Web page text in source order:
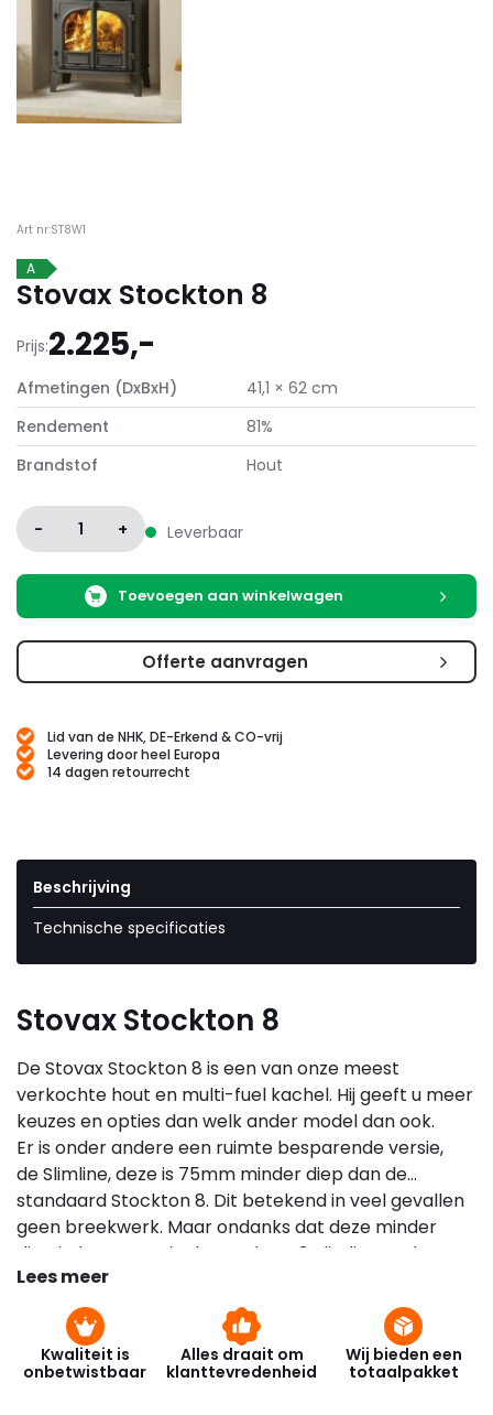
Art nr:ST8W1
A
Stovax Stockton 8
Prijs:2.225,-
Afmetingen (DxBxH)
41,1 × 62 cm
Rendement
81%
Brandstof
Hout
- 1 + Leverbaar
Toevoegen aan winkelwagen
Offerte aanvragen
Lid van de NHK, DE-Erkend & CO-vrij
Levering door heel Europa
14 dagen retourrecht
Beschrijving
Technische specificaties
Stovax Stockton 8
De Stovax Stockton 8 is een van onze meest
verkochte hout en multi-fuel kachel. Hij geeft u meer
keuzes en opties dan welk ander model dan ook.
Er is onder andere een ruimte besparende versie,
de Slimline, deze is 75mm minder diep dan de
standaard Stockton 8. Dit betekend in veel gevallen
geen breekwerk. Maar ondanks dat deze minder
diep is, kunnen er in de Stockton 8 Slimline toch nog
houtblokken tot een lengte van 400mm.
De Stockton 8 kan worden geleverd met een enkele
of dubbele deur. Het model uitgevoerd met dubbele
deuren wordt geleverd met een gietijzeren hendel
om deze te kunnen openen en sluiten.
Lees meer
Kwaliteit is
onbetwistbaar
Alles draait om
klanttevredenheid
Wij bieden een
totaalpakket